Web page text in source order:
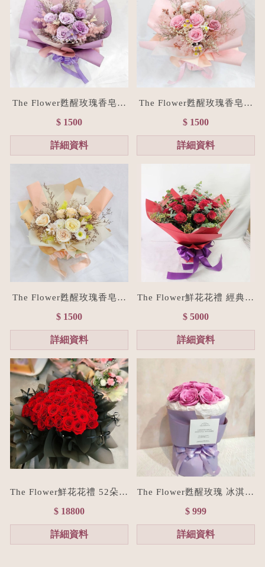
The Flower甦醒玫瑰香皂花
束M size(贈禮物提袋/全台
宅配）浪漫紫
$ 1500
詳細資料
The Flower甦醒玫瑰香皂花
束M size(贈禮物提袋/全台
宅配）浪漫粉
$ 1500
詳細資料
The Flower甦醒玫瑰香皂花
束M size(贈禮物提袋/全台
宅配）香檳色
$ 1500
詳細資料
The Flower鮮花花禮 經典紅
進口玫瑰花束L size
$ 5000
詳細資料
The Flower鮮花花禮 52朵進
口紅玫瑰愛心花束/七夕情人
節花束預購
$ 18800
詳細資料
The Flower甦醒玫瑰 冰淇淋
香皂花束(贈禮物提袋/色系
客製化）
$ 999
詳細資料